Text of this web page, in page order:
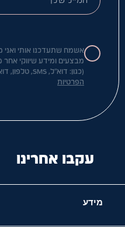
אשמח שתעדכנו אותי
מבצעים ומידע שיווקי
(כגון: דוא"ל, SMS, טלפון, דואר וכדו') בהתאם
הפרטיות
מידע
עקבו אחרינו